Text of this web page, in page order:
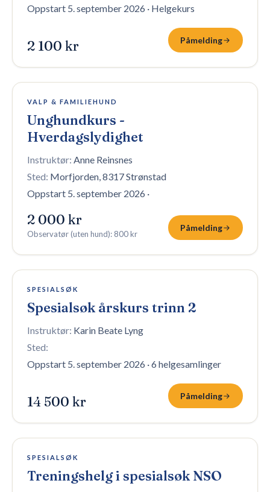
Oppstart 5. september 2026 · Helgekurs
2 100 kr Påmelding
8 plasser igjen
VALP & FAMILIEHUND
Unghundkurs -
Hverdagslydighet
Instruktør: Anne Reinsnes
Sted: Morfjorden, 8317 Strønstad
Oppstart 5. september 2026 ·
2 000 kr
Observatør (uten hund): 800 kr
Påmelding
17 plasser igjen
SPESIALSØK
Spesialsøk årskurs trinn 2
Instruktør: Karin Beate Lyng
Sted:
Oppstart 5. september 2026 ·6 helgesamlinger
14 500 kr Påmelding
10 plasser igjen
SPESIALSØK
Treningshelg i spesialsøk NSO